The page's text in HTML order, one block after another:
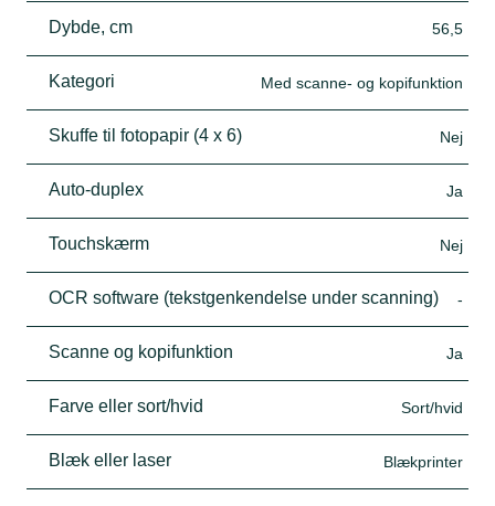
Dybde, cm 56,5
Kategori Med scanne- og kopifunktion
Skuffe til fotopapir (4 x 6) Nej
Auto-duplex Ja
Touchskærm Nej
OCR software (tekstgenkendelse under scanning) -
Scanne og kopifunktion Ja
Farve eller sort/hvid Sort/hvid
Blæk eller laser Blækprinter